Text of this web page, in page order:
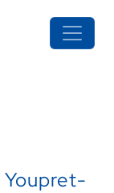
Youpret-